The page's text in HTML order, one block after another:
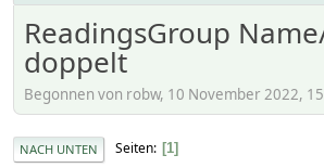
ReadingsGroup
doppelt
Begonnen von robw, 10 November 2022,
NACH UNTEN Seiten 1